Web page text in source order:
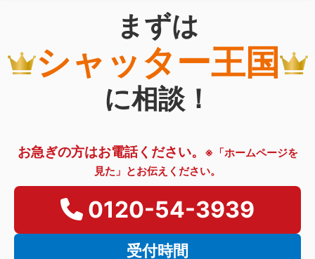
まずは
シャッター王国
に相談！
お急ぎの方はお電話ください。
※「ホームページを
見た」とお伝えください。
0120-54-3939
受付時間